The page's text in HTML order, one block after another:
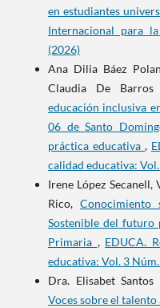
en estudiantes
Internacional para
(2026)
Ana Dilia Báez
Claudia De Barros
educación inclusiva
06 de Santo
práctica educativa ,
calidad educativa:
Irene López Secanell,
Rico, Conocimiento
Sostenible del futuro
Primaria , EDUCA.
educativa: Vol. 3
Dra. Elisabet
Voces sobre el